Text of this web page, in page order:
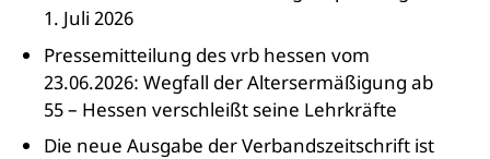
1. Juli 2026
Pressemitteilung des vrb hessen vom
23.06.2026: Wegfall der Altersermäßigung ab
55 – Hessen verschleißt seine Lehrkräfte
Die neue Ausgabe der Verbandszeitschrift ist